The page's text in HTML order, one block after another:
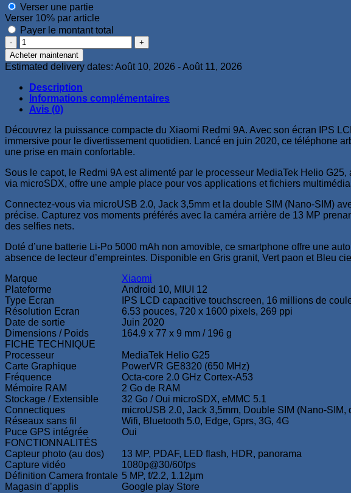
Verser une partie
Verser 10% par article
Payer le montant total
quantité
de
Xiaomi
Redmi
9A
2Go
32Go
Acheter maintenant
Estimated delivery dates: Août 10, 2026 - Août 11, 2026
Description
Informations complémentaires
Avis (0)
Découvrez la puissance compacte du Xiaomi Redmi 9A. Avec son écran IPS
immersive pour le divertissement quotidien. Lancé en juin 2020, ce téléphone
une prise en main confortable.
Sous le capot, le Redmi 9A est alimenté par le processeur MediaTek Helio
via microSDX, offre une ample place pour vos applications et fichiers
Connectez-vous via microUSB 2.0, Jack 3,5mm et la double SIM (Nano-SIM)
précise. Capturez vos moments préférés avec la caméra arrière de 13 MP
des selfies nets.
Doté d’une batterie Li-Po 5000 mAh non amovible, ce smartphone offre une
absence de lecteur d’empreintes. Disponible en Gris granit, Vert paon et Bleu
Marque
Xiaomi
Plateforme
Android 10, MIUI 12
Type Ecran
IPS LCD capacitive touchscreen, 16 millions de
Résolution Ecran
6.53 pouces, 720 x 1600 pixels, 269 ppi
Date de sortie
Juin 2020
Dimensions / Poids
164.9 x 77 x 9 mm / 196 g
FICHE TECHNIQUE
Processeur
MediaTek Helio G25
Carte Graphique
PowerVR GE8320 (650 MHz)
Fréquence
Octa-core 2.0 GHz Cortex-A53
Mémoire RAM
2 Go de RAM
Stockage / Extensible
32 Go / Oui microSDX, eMMC 5.1
Connectiques
microUSB 2.0, Jack 3,5mm, Double SIM (Nano-SIM,
Réseaux sans fil
Wifi, Bluetooth 5.0, Edge, Gprs, 3G, 4G
Puce GPS intégrée
Oui
FONCTIONNALITÉS
Capteur photo (au dos)
13 MP, PDAF, LED flash, HDR, panorama
Capture vidéo
1080p@30/60fps
Définition Camera frontale 5 MP, f/2.2, 1.12µm
Magasin d’applis
Google play Store